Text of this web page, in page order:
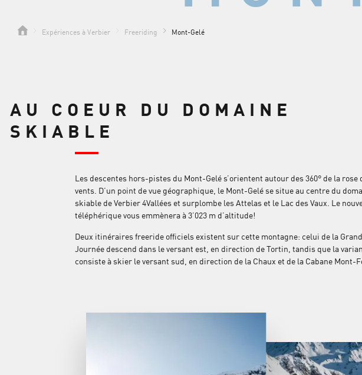
Expériences à Verbier Freeriding Mont-Gelé
AU COEUR DU DOMAINE
SKIABLE
Les descentes hors-pistes du Mont-Gelé s’orientent autour des 360° de la rose
vents. D’un point de vue géographique, le Mont-Gelé se situe au centre du
skiable de Verbier 4Vallées et surplombe les Attelas et le Lac des Vaux. Le
téléphérique vous emmènera à 3’023 m d’altitude!
Deux itinéraires freeride officiels existent sur cette montagne: celui de la
Journée descend dans le versant est, en direction de Tortin, tandis que la
consiste à skier le versant sud, en direction de la Chaux et de la Cabane Mont-